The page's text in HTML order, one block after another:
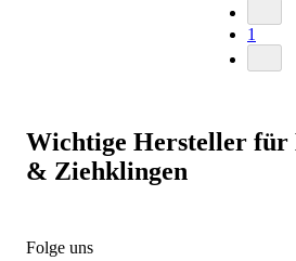
1
Wichtige Hersteller für
& Ziehklingen
Folge uns